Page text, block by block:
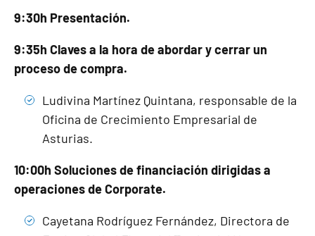
9:30h Presentación.
9:35h Claves a la hora de abordar y cerrar un
proceso de compra.
Ludivina Martínez Quintana, responsable de la
Oficina de Crecimiento Empresarial de
Asturias.
10:00h Soluciones de financiación dirigidas a
operaciones de Corporate.
Cayetana Rodríguez Fernández, Directora de